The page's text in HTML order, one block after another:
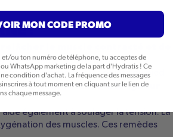
?
lentement, sans forcer.
doucement la pointe du pied
permet derétablir la longueur
également à soulager la tension. La
des muscles. Ces remèdes
MON CODE PROMO
et/ou ton numéro de téléphone, tu acceptes de
ou WhatsApp marketing de la part d'Hydratis ! Ce
condition d'achat. La fréquence des messages
à tout moment en cliquant sur le lien de
chaque message.